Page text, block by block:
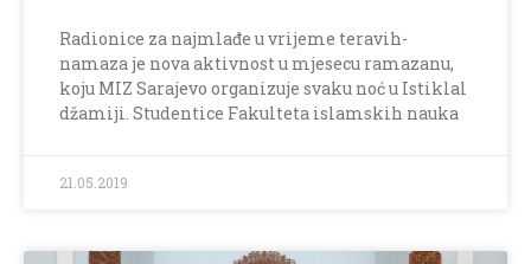
Radionice za najmlađe u vrijeme teravih-
namaza je nova aktivnost u mjesecu ramazanu,
koju MIZ Sarajevo organizuje svaku noć u Istiklal
džamiji. Studentice Fakulteta islamskih nauka
21.05.2019